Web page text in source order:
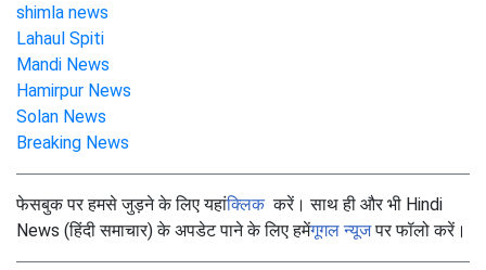
shimla news
Lahaul Spiti
Mandi News
Hamirpur News
Solan News
Breaking News
फेसबुक पर हमसे जुड़ने के लिए यहांक्लिककरें। साथ ही और भी Hindi
News (हिंदी समाचार) के अपडेट पाने के लिए हमेंगूगल न्यूजपर फॉलो करें।